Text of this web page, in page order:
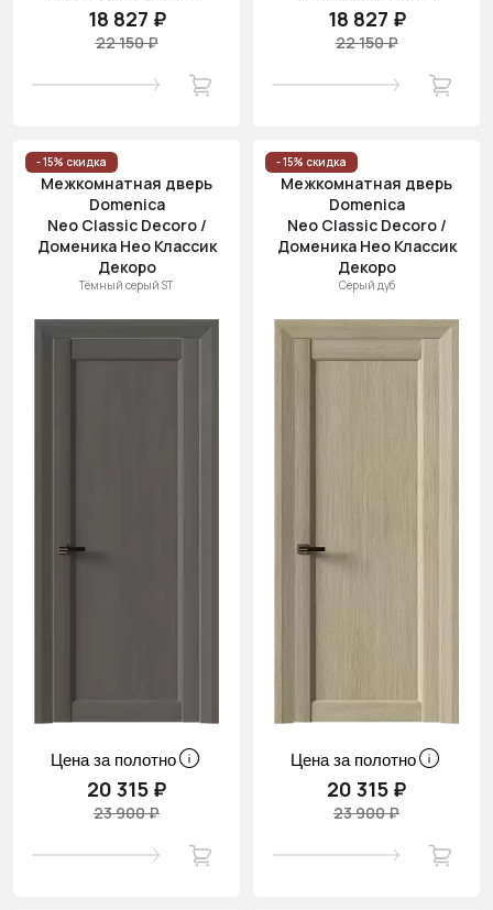
18 827 ₽
22 150 ₽
18 827 ₽
22 150 ₽
- 15% скидка
Межкомнатная дверь
Domenica
Neo Classic Decoro /
Доменика Нео Классик
Декоро
Тёмный серый ST
Цена за полотно
20 315 ₽
23 900 ₽
- 15% скидка
Межкомнатная дверь
Domenica
Neo Classic Decoro /
Доменика Нео Классик
Декоро
Серый дуб
Цена за полотно
20 315 ₽
23 900 ₽